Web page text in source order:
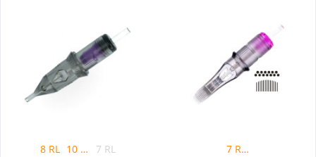
8 RL 10 RL 7 RL 7 RM